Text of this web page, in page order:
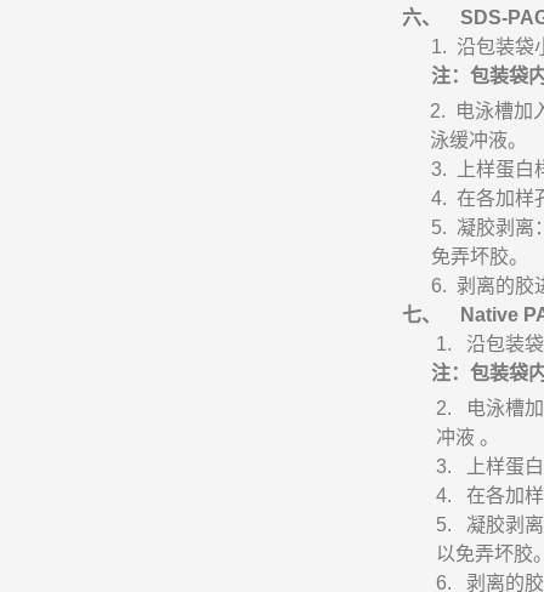
六、
SDS-
1. 沿包装袋
注：包装袋
2.
电泳槽加
泳缓冲液。
3.
上样蛋
4. 在各加样
5. 凝胶剥离
免弄坏胶。
6. 剥离的胶
七、
Native
1.
沿包装
注：包装袋
2.
电泳槽
冲液 。
3.
上样蛋
4.
在各加
5.
凝胶剥
以免弄坏胶
6.
剥离的